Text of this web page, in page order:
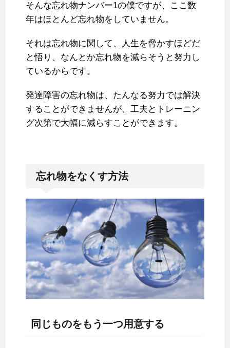
そんな忘れ物ナンバー1の僕ですが、ここ数
年はほとんど忘れ物をしていません。
それは忘れ物に関して、人生を脅かすほどだ
と悟り、なんとか忘れ物を減らそうと努力し
ているからです。
発達障害の忘れ物は、たんなる努力では解決
することができませんが、工夫とトレーニン
グ次第で大幅に減らすことができます。
忘れ物をなくす方法
同じものをもう一つ用意する